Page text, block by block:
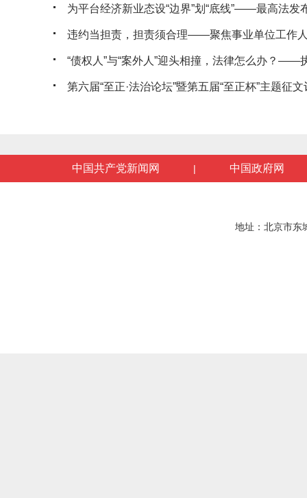
为平台经济新业态设“边界”划“底线”——最高法发
违约当担责，担责须合理——聚焦事业单位工作
“债权人”与“案外人”迎头相撞，法律怎么办？——
第六届“至正·法治论坛”暨第五届“至正杯”主题征文
中国共产党新闻网 | 中国政府网
地址：北京市东